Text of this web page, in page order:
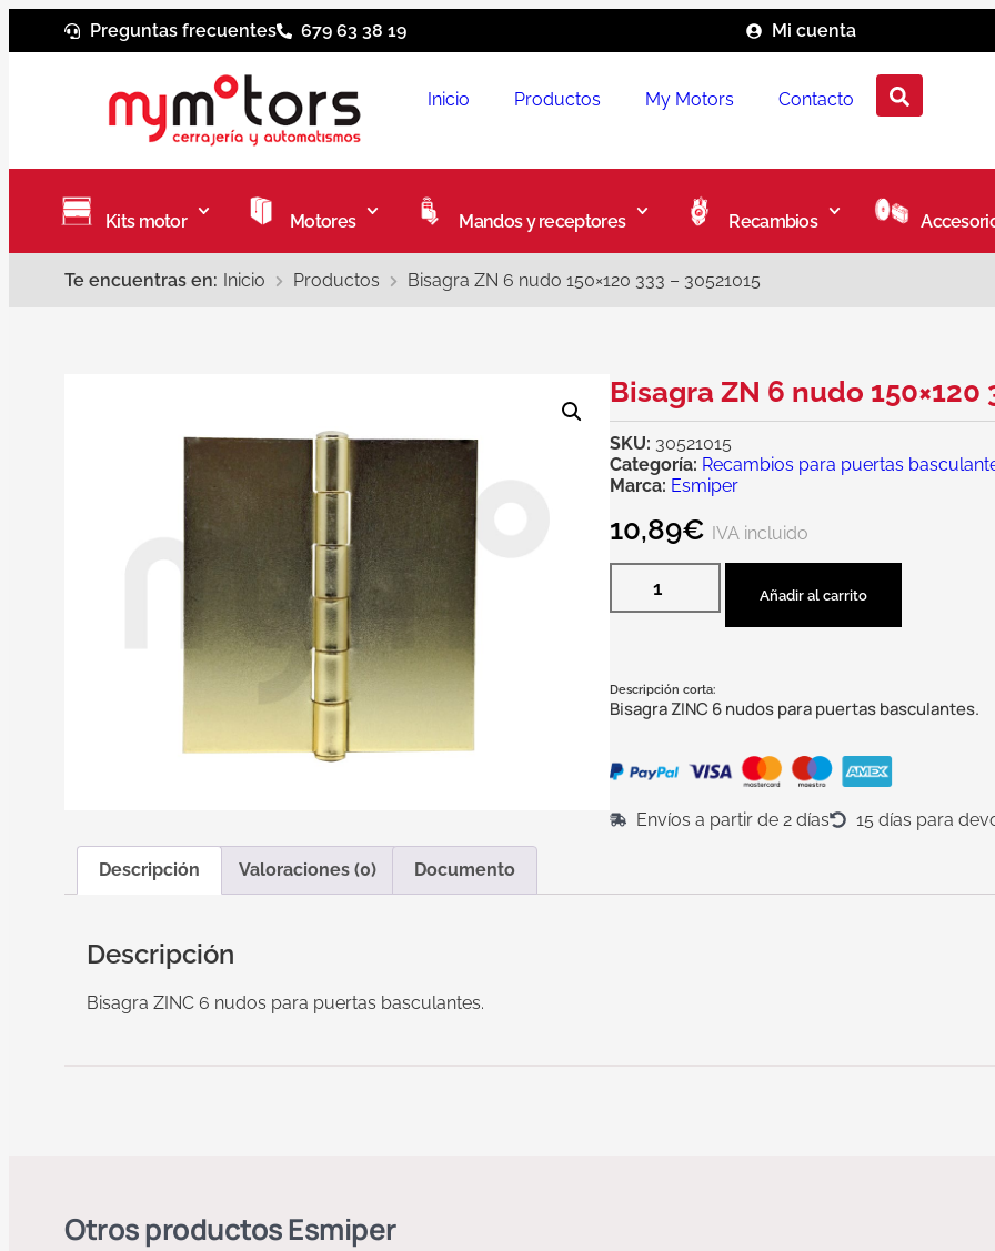
Preguntas frecuentes 679 63 38 19 Mi cuenta
Inicio Productos My Motors Contacto
Kits motor Motores Mandos y receptores Recambios
Te encuentras en: Inicio Productos Bisagra ZN 6 nudo 150×120 333 – 30521015
Bisagra ZN 6 nudo 150×120
SKU: 30521015
Categoría: Recambios para puertas
Marca: Esmiper
10,89€ IVA incluido
Añadir al carrito
Descripción corta:
Bisagra ZINC 6 nudos para puertas basculantes.
Envíos a partir de 2 días 15 días para
Descripción Valoraciones (0) Documento
Descripción
Bisagra ZINC 6 nudos para puertas basculantes.
Otros productosEsmiper